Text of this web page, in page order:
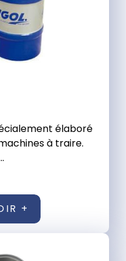
élaboré
à traire.
+